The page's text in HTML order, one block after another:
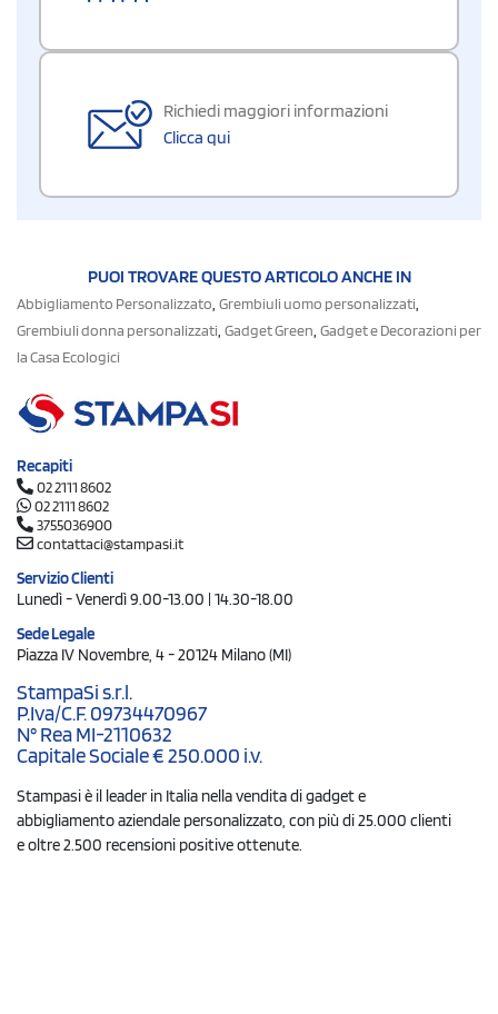
Richiedi maggiori informazioni
Clicca qui
PUOI TROVARE QUESTO ARTICOLO ANCHE IN
Abbigliamento Personalizzato, Grembiuli uomo personalizzati,
Grembiuli donna personalizzati, Gadget Green, Gadget e Decorazioni per
la Casa Ecologici
Recapiti
02 2111 8602
02 2111 8602
3755036900
contattaci@stampasi.it
Servizio Clienti
Lunedì - Venerdì 9.00-13.00 | 14.30-18.00
Sede Legale
Piazza IV Novembre, 4 - 20124 Milano (MI)
StampaSi s.r.l.
P.Iva/C.F. 09734470967
N° Rea MI-2110632
Capitale Sociale € 250.000 i.v.
Stampasi è il leader in Italia nella vendita di gadget e
abbigliamento aziendale personalizzato, con più di 25.000 clienti
e oltre 2.500 recensioni positive ottenute.